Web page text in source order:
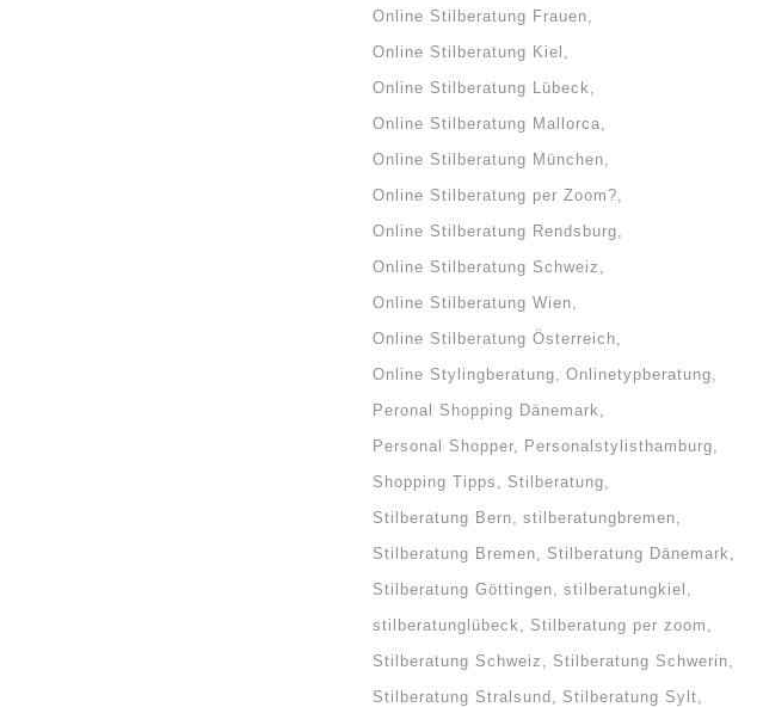
Online Stilberatung Frauen
Online Stilberatung Kiel
Online Stilberatung Lübeck
Online Stilberatung Mallorca
Online Stilberatung München
Online Stilberatung per Zoom?
Online Stilberatung Rendsburg
Online Stilberatung Schweiz
Online Stilberatung Wien
Online Stilberatung Österreich
Online Stylingberatung
Onlinetypberatung
Peronal Shopping Dänemark
Personal Shopper
Personalstylisthamburg
Shopping Tipps
Stilberatung
Stilberatung Bern
stilberatungbremen
Stilberatung Bremen
Stilberatung Dänemark
Stilberatung Göttingen
stilberatungkiel
stilberatunglübeck
Stilberatung per zoom
Stilberatung Schweiz
Stilberatung Schwerin
Stilberatung Stralsund
Stilberatung Sylt